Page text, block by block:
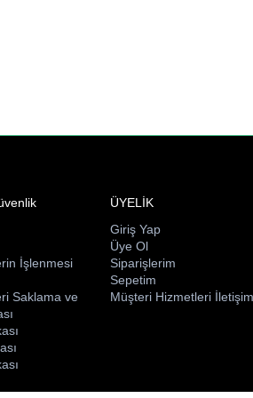
İşlenmesi
Saklama ve
ÜYELİK
Giriş Yap
Üye Ol
Siparişlerim
Sepetim
Müşteri Hizmetleri İletişim